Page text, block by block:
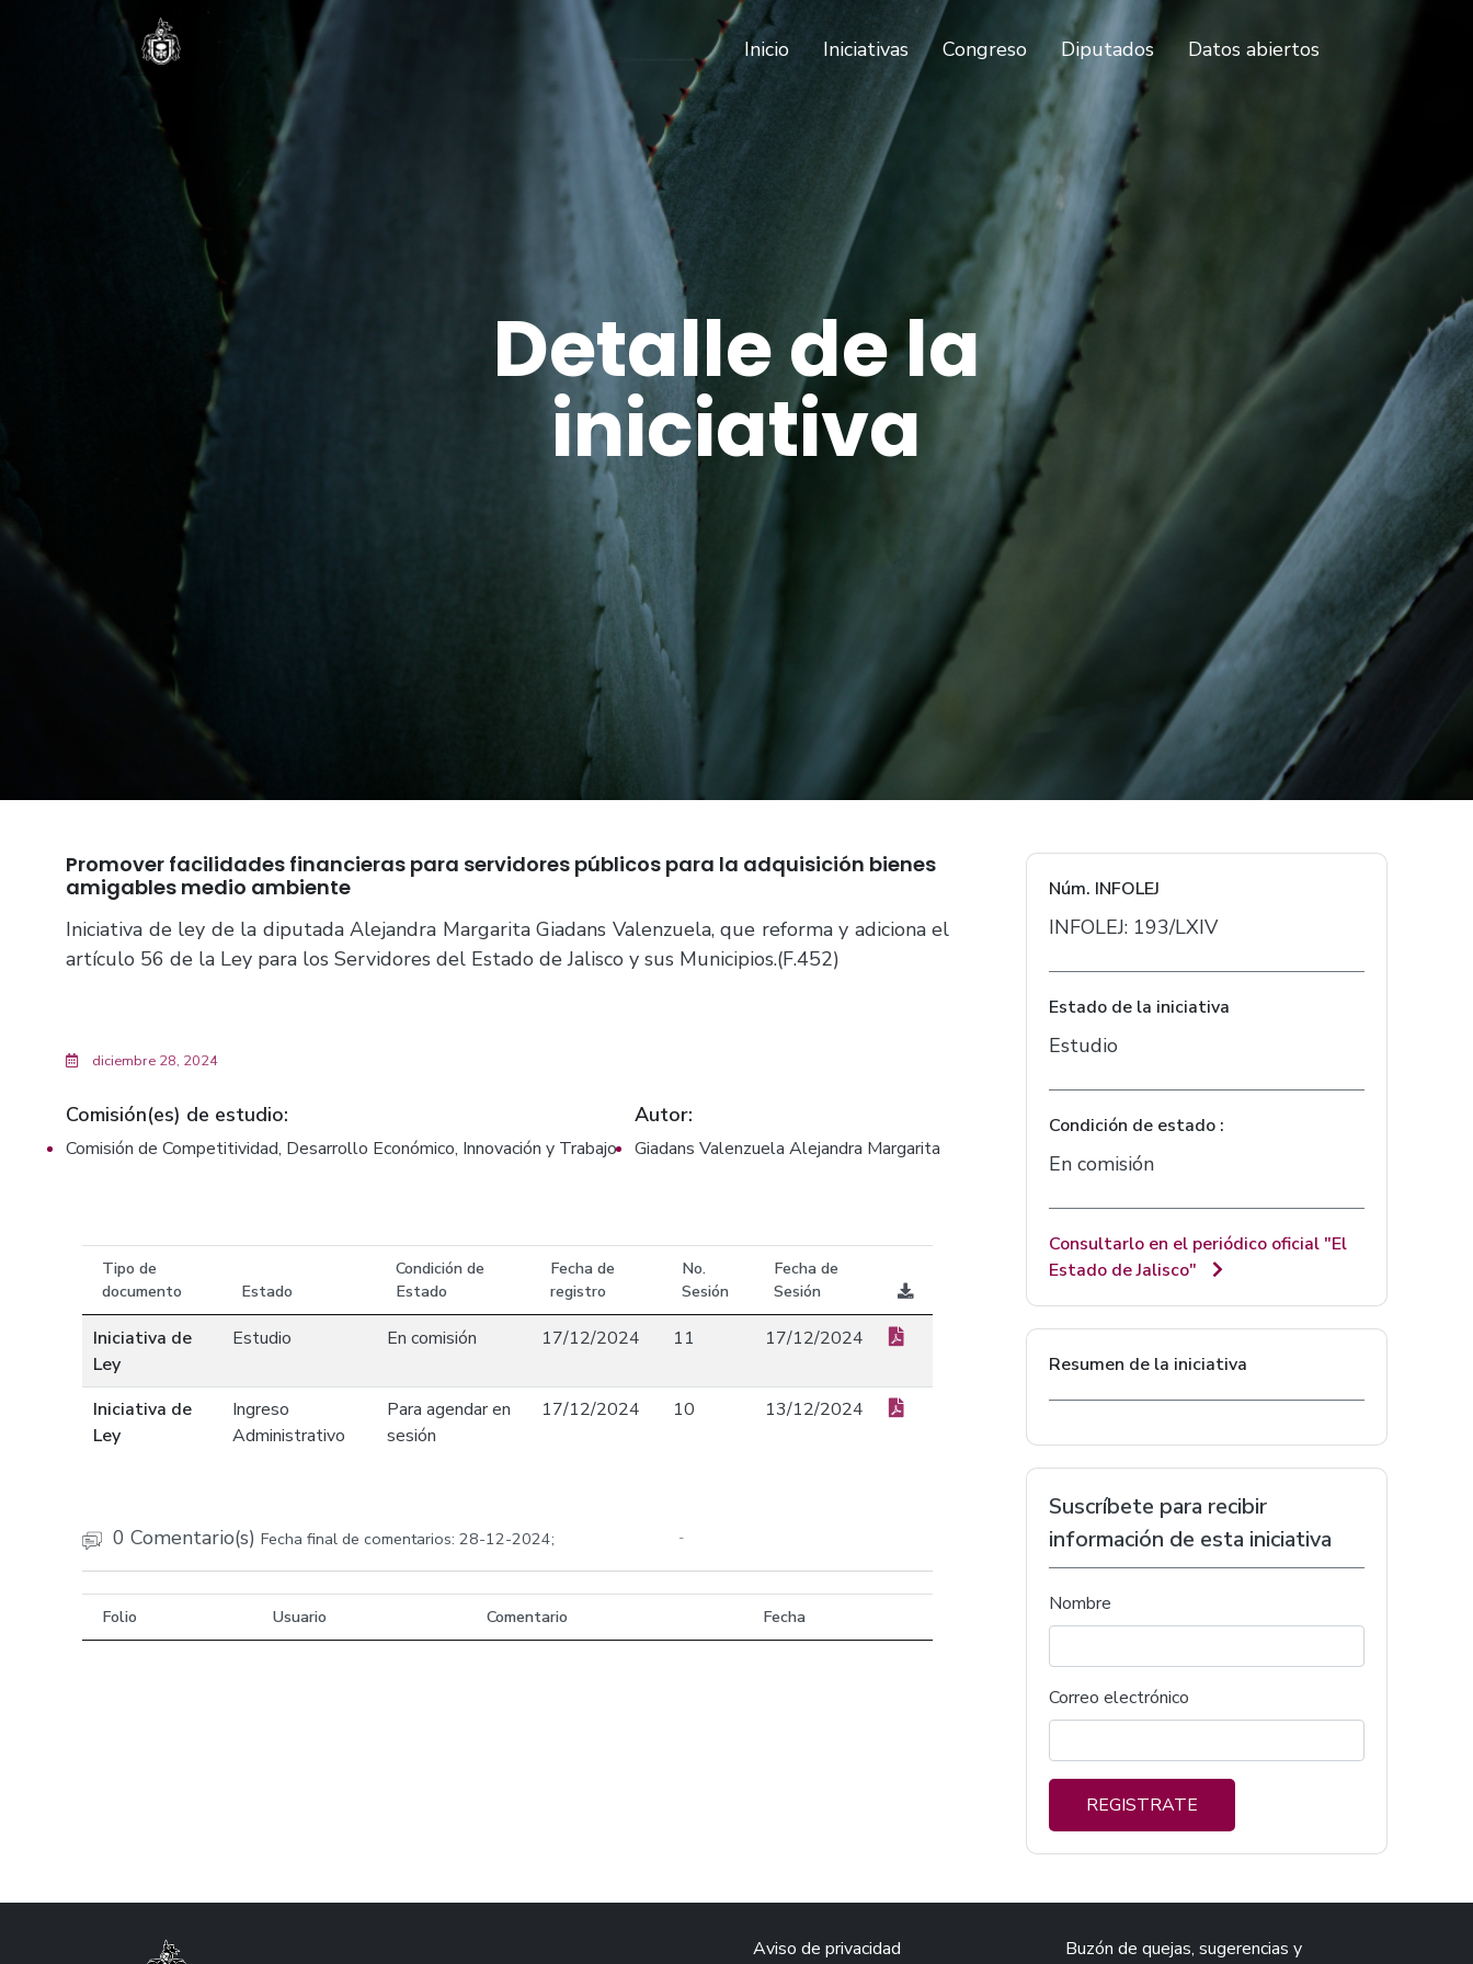
Inicio(current)
Iniciativas Congreso Diputados Datos abiertos
Detalle de la
iniciativa
Promover facilidades financieras para servidores públicos para la adquisición bienes
amigables medio ambiente
Iniciativa de ley de la diputada Alejandra Margarita Giadans Valenzuela, que reforma y adiciona el
artículo 56 de la Ley para los Servidores del Estado de Jalisco y sus Municipios.(F.452)
diciembre 28, 2024
Comisión(es) de estudio:
Comisión de Competitividad, Desarrollo Económico, Innovación y Trabajo
Autor:
Giadans Valenzuela Alejandra Margarita
Tipo de
documento
Estado
Condición de
Estado
Fecha de
registro
No.
Sesión
Fecha de
Sesión
Iniciativa de
Ley
Estudio En comisión 17/12/2024 11 17/12/2024
Iniciativa de
Ley
Ingreso
Administrativo
Para agendar en
sesión
17/12/2024 10 13/12/2024
0 Comentario(s) Fecha final de comentarios: 28-12-2024; -
Folio Usuario Comentario Fecha
Núm. INFOLEJ
INFOLEJ: 193/LXIV
Estado de la iniciativa
Estudio
Condición de estado :
En comisión
Consultarlo en el periódico oficial "El
Estado de Jalisco"
Resumen de la iniciativa
Suscríbete para recibir
información de esta iniciativa
Nombre
Correo electrónico
REGISTRATE
Aviso de privacidad
Buzón de quejas, sugerencias y